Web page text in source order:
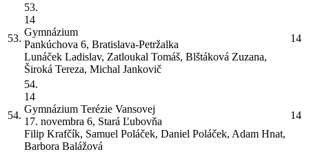
53.
53.
14
Gymnázium
Pankúchova 6, Bratislava-Petržalka
Lunáček Ladislav, Zatloukal Tomáš, Blštáková Zuzana,
Široká Tereza, Michal Jankovič
14
54.
54.
14
Gymnázium Terézie Vansovej
17. novembra 6, Stará Ľubovňa
Filip Krafčík, Samuel Poláček, Daniel Poláček, Adam Hnat,
Barbora Balážová
14